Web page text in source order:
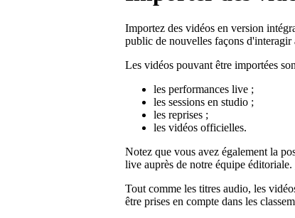
Importez des vidéos en version
public de nouvelles façons d'interagir
Les vidéos pouvant être importées
les performances live ;
les sessions en studio ;
les reprises ;
les vidéos officielles.
Notez que vous avez également la
live auprès de notre équipe éditoriale.
Tout comme les titres audio, les
être prises en compte dans les